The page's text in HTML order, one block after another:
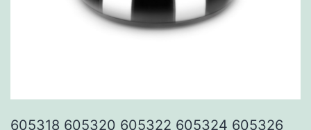
605318 605320 605322 605324 605326